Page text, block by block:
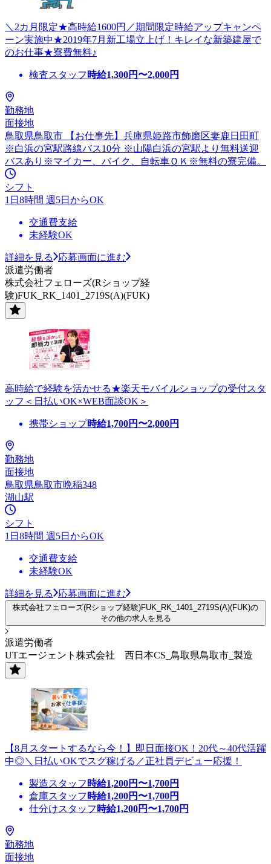
＼2カ月限定★高時給1600円／期間限定時給アップキャンペ
ーン実施中★2019年7月新工場立上げ！キレイな新築建屋で
のお仕事★寮費無料♪
検査スタッフ 時給1,300円〜2,000円
勤務地
面接地
鳥取県鳥取市 【お仕事先】兵庫県姫路市飾磨区妻鹿日田町
※白浜の宮駅路線バス10分 ※山陽白浜の宮駅より無料送迎
バスあり※マイカー、バイク、自転車ＯＫ※無料の寮完備。
シフト
1日8時間 週5日からOK
交通費支給
未経験OK
詳細を見る
応募画面に進む
派遣労働者
株式会社フェローズ(Rショップ経
験)FUK_RK_1401_2719S(A)(FUK)
高時給で経験を活かせる★楽天モバイルショップの受付スタ
ッフ＜日払いOK×WEB面談OK＞
携帯ショップ時給1,700円〜2,000円
勤務地
面接地
鳥取県鳥取市晩稲348
湖山駅
シフト
1日8時間 週5日からOK
交通費支給
未経験OK
詳細を見る 応募画面に進む
株式会社フェローズ(Rショップ経験)FUK_RK_1401_2719S(A)(FUK)の
その他の求人を見る
派遣労働者
UTエージェント株式会社 西日本CS_鳥取県鳥取市_製造
【8月スタートするなら今！】即日面接OK！20代～40代活躍
中◎＼日払いOKでスグ稼げる／正社員デビュー応援！
製造スタッフ 時給1,200円〜1,700円
倉庫スタッフ 時給1,200円〜1,700円
仕分けスタッフ 時給1,200円〜1,700円
勤務地
面接地